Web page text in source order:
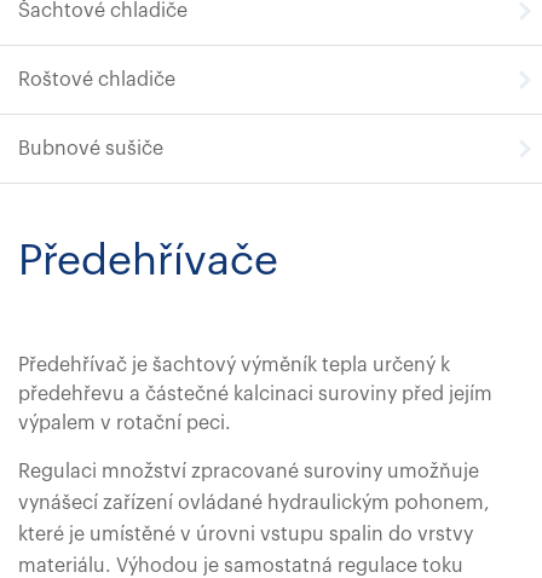
Šachtové chladiče
Roštové chladiče
Bubnové sušiče
Předehřívače
Předehřívač je šachtový výměník tepla určený k
předehřevu a částečné kalcinaci suroviny před jejím
výpalem v rotační peci.
Regulaci množství zpracované suroviny umožňuje
vynášecí zařízení ovládané hydraulickým pohonem,
které je umístěné v úrovni vstupu spalin do vrstvy
materiálu. Výhodou je samostatná regulace toku